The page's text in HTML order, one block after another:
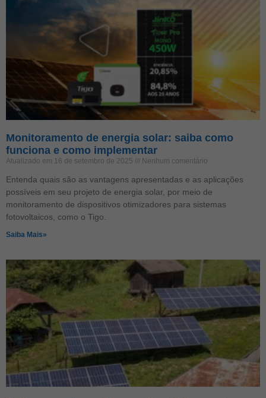
Monitoramento de energia solar: saiba como
funciona e como implementar
Atualizado em 16 de setembro de 2025 Nenhum comentário
Entenda quais são as vantagens apresentadas e as aplicações
possíveis em seu projeto de energia solar, por meio de
monitoramento de dispositivos otimizadores para sistemas
fotovoltaicos, como o Tigo.
Saiba Mais»